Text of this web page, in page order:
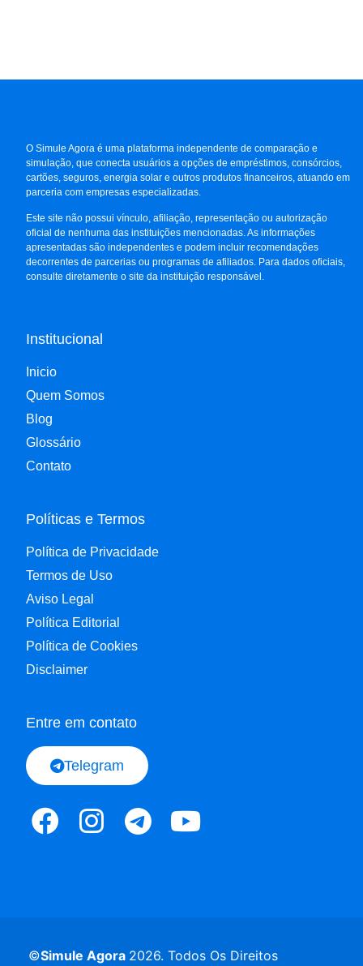
O Simule Agora é uma plataforma independente de comparação e
simulação, que conecta usuários a opções de empréstimos, consórcios,
cartões, seguros, energia solar e outros produtos financeiros, atuando em
parceria com empresas especializadas.
Este site não possui vínculo, afiliação, representação ou autorização
oficial de nenhuma das instituições mencionadas. As informações
apresentadas são independentes e podem incluir recomendações
decorrentes de parcerias ou programas de afiliados. Para dados oficiais,
consulte diretamente o site da instituição responsável.
Institucional
Inicio
Quem Somos
Blog
Glossário
Contato
Políticas e Termos
Política de Privacidade
Termos de Uso
Aviso Legal
Política Editorial
Política de Cookies
Disclaimer
Entre em contato
Telegram
©Simule Agora 2026. Todos Os Direitos